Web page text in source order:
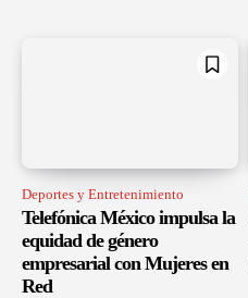
Deportes y Entretenimiento
Telefónica México impulsa la
equidad de género
empresarial con Mujeres en
Red